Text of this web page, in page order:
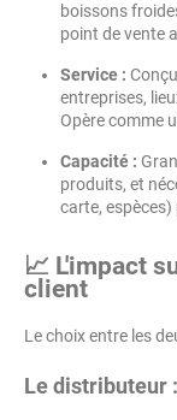
boissons
point de vente
Service :
entreprises,
Opère comme
Capacité :
produits, et
carte, espèces)
📈 L'impact
client
Le choix entre les
Le distributeur